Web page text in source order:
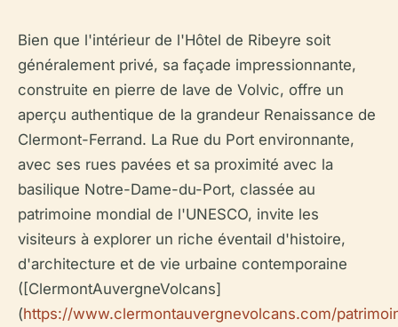
Bien que l'intérieur de l'Hôtel de Ribeyre soit
généralement privé, sa façade impressionnante,
construite en pierre de lave de Volvic, offre un
aperçu authentique de la grandeur Renaissance de
Clermont-Ferrand. La Rue du Port environnante,
avec ses rues pavées et sa proximité avec la
basilique Notre-Dame-du-Port, classée au
patrimoine mondial de l'UNESCO, invite les
visiteurs à explorer un riche éventail d'histoire,
d'architecture et de vie urbaine contemporaine
([ClermontAuvergneVolcans]
(https://www.clermontauvergnevolcans.com/